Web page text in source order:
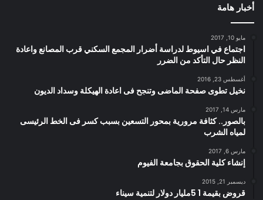
أخبار هامة
مايو 10, 2017
اجتماع في اسيوط لدراسة أضرار المجمع السكني قرب المصانع واعادة
النظر حال التأكد من الضرر
أغسطس 23, 2016
نخيل تطوى صفحة الماضى وتنجح فى اعادة الهيكلة وسداد الديون
مارس 14, 2017
بالصور.. كثافة مرورية بمحور التسعين بسبب كسر فى الخط الرئيسى
لمياه الشرب
مارس 6, 2017
إنشاء كلية الحقوق بجامعة الفيوم
ديسمبر 21, 2015
قروض بقيمة 1 5مليار دولار لتنمية سيناء